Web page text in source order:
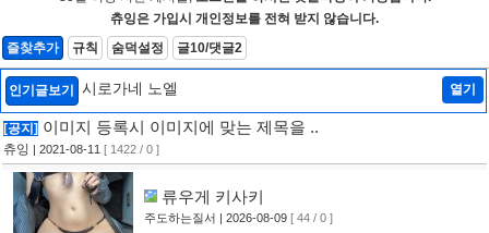
츄잉은 가입시 개인정보를 전혀 받지 않습니다.
즐찾추가
규칙 숨덕설정 글10/댓글2
인기글보기 시로가네 노엘 열기
[공지] 이미지 등록시 이미지에 맞는 제목을 ..
츄잉 | 2021-08-11 [ 1422 / 0 ]
류우게 키사키
주도하는질서 | 2026-08-09 [ 44 / 0 ]